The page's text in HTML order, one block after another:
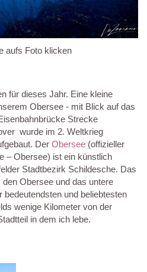
aufs Foto klicken
für dieses Jahr. Eine kleine
Obersee - mit Blick auf das
Strecke
wurde im 2. Weltkrieg
Der Obersee (offizieller
– Obersee) ist ein künstlich
Stadtbezirk Schildesche. Das
Obersee und das untere
und beliebtesten
wenige Kilometer von der
in dem ich lebe.